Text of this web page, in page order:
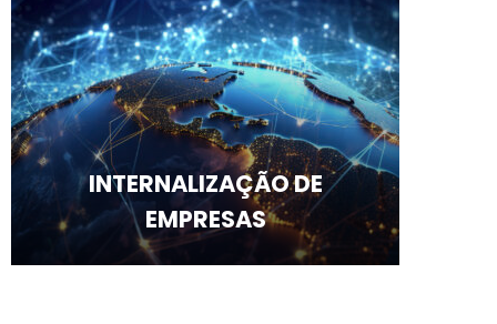
INTERNALIZAÇÃO DE
EMPRESAS